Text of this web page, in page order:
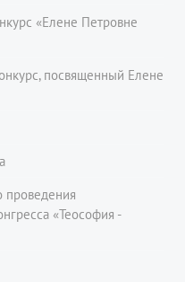
«Елене Петровне
посвященный Елене
проведения
«Теософия -